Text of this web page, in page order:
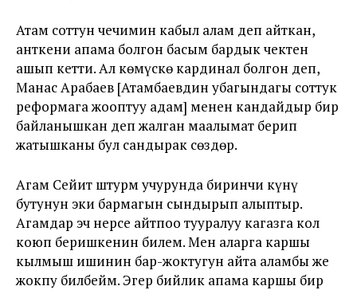
Атам соттун чечимин кабыл алам деп айткан,
анткени апама болгон басым бардык чектен
ашып кетти. Ал көмүскө кардинал болгон деп,
Манас Арабаев [Атамбаевдин убагындагы соттук
реформага жооптуу адам] менен кандайдыр бир
байланышкан деп жалган маалымат берип
жатышканы бул сандырак сөздөр.
Агам Сейит штурм учурунда биринчи күнү
бутунун эки бармагын сындырып алыптыр.
Агамдар эч нерсе айтпоо тууралуу кагазга кол
коюп беришкенин билем. Мен аларга каршы
кылмыш ишинин бар-жоктугун айта аламбы же
жокпу билбейм. Эгер бийлик апама каршы бир